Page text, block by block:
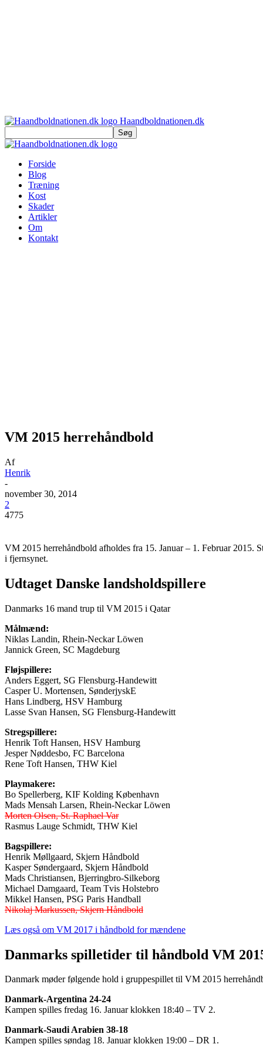
Haandboldnationen.dk
Forside
Blog
Træning
Kost
Skader
Artikler
Om
Kontakt
VM 2015 herrehåndbold
Af
Henrik
-
november 30, 2014
2
4775
VM 2015 herrehåndbold afholdes fra 15. Januar – 1. Februar 2015.
i fjernsynet.
Udtaget Danske landsholdspillere
Danmarks 16 mand trup til VM 2015 i Qatar
Målmænd:
Niklas Landin, Rhein-Neckar Löwen
Jannick Green, SC Magdeburg
Fløjspillere:
Anders Eggert, SG Flensburg-Handewitt
Casper U. Mortensen, SønderjyskE
Hans Lindberg, HSV Hamburg
Lasse Svan Hansen, SG Flensburg-Handewitt
Stregspillere:
Henrik Toft Hansen, HSV Hamburg
Jesper Nøddesbo, FC Barcelona
Rene Toft Hansen, THW Kiel
Playmakere:
Bo Spellerberg, KIF Kolding København
Mads Mensah Larsen, Rhein-Neckar Löwen
Morten Olsen, St. Raphael Var
Rasmus Lauge Schmidt, THW Kiel
Bagspillere:
Henrik Møllgaard, Skjern Håndbold
Kasper Søndergaard, Skjern Håndbold
Mads Christiansen, Bjerringbro-Silkeborg
Michael Damgaard, Team Tvis Holstebro
Mikkel Hansen, PSG Paris Handball
Nikolaj Markussen, Skjern Håndbold
Læs også om VM 2017 i håndbold for mændene
Danmarks spilletider til håndbold VM
Danmark møder følgende hold i gruppespillet til VM 2015
Danmark-Argentina 24-24
Kampen spilles fredag 16. Januar klokken 18:40 – TV 2.
Danmark-Saudi Arabien 38-18
Kampen spilles søndag 18. Januar klokken 19:00 – DR 1.